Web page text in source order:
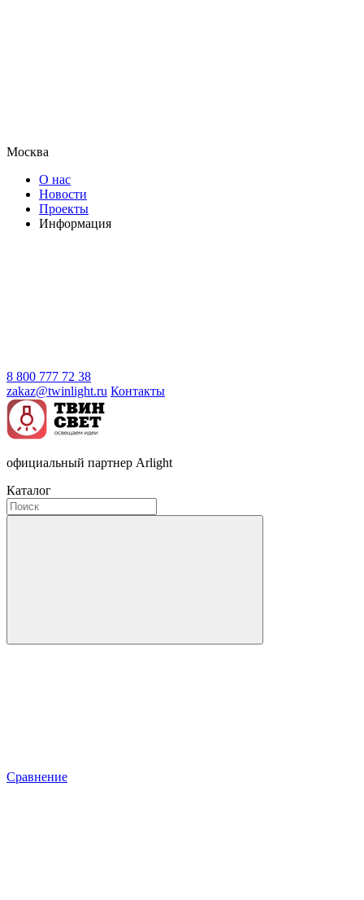
Москва
О нас
Новости
Проекты
Информация
8 800 777 72 38
zakaz@twinlight.ru Контакты
официальный партнер Arlight
Каталог
Сравнение